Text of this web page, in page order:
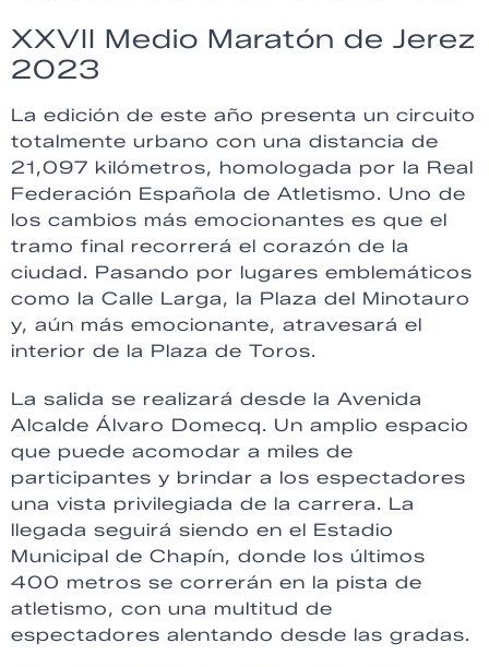
XXVII Medio Maratón de Jerez
2023
La edición de este año presenta un circuito
totalmente urbano con una distancia de
21,097 kilómetros, homologada por la Real
Federación Española de Atletismo. Uno de
los cambios más emocionantes es que el
tramo final recorrerá el corazón de la
ciudad. Pasando por lugares emblemáticos
como la Calle Larga, la Plaza del Minotauro
y, aún más emocionante, atravesará el
interior de la Plaza de Toros.
La salida se realizará desde la Avenida
Alcalde Álvaro Domecq. Un amplio espacio
que puede acomodar a miles de
participantes y brindar a los espectadores
una vista privilegiada de la carrera. La
llegada seguirá siendo en el Estadio
Municipal de Chapín, donde los últimos
400 metros se correrán en la pista de
atletismo, con una multitud de
espectadores alentando desde las gradas.